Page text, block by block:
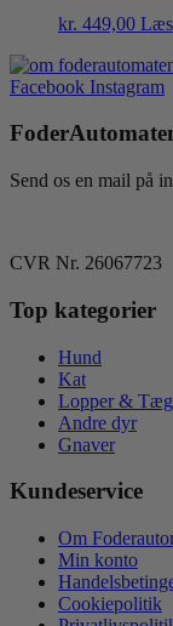
kr. 449,00 Læs
Facebook Instagram
Send os en mail på
CVR Nr. 26067723
Top kategorier
Hund
Kat
Lopper &
Andre dyr
Gnaver
Kundeservice
Om
Min konto
Cookiepolitik